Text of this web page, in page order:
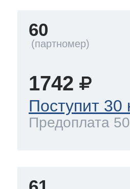
60
1742
Поступит 30
Предоплата